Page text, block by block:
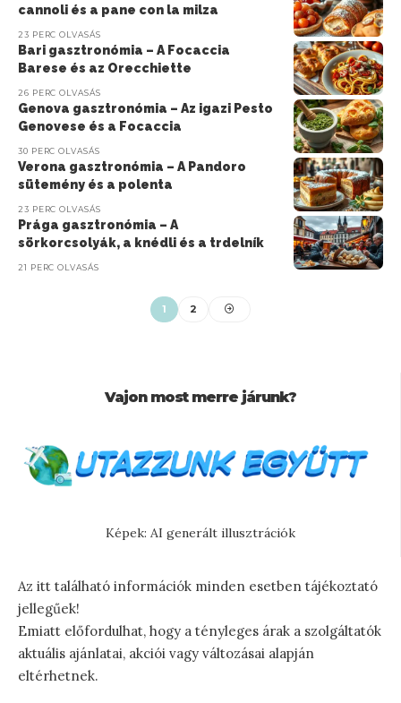
cannoli és a pane con la milza
23 PERC OLVASÁS
Bari gasztronómia – A Focaccia
Barese és az Orecchiette
26 PERC OLVASÁS
Genova gasztronómia – Az igazi Pesto
Genovese és a Focaccia
30 PERC OLVASÁS
Verona gasztronómia – A Pandoro
sütemény és a polenta
23 PERC OLVASÁS
Prága gasztronómia – A
sörkorcsolyák, a knédli és a trdelník
21 PERC OLVASÁS
1 2
Vajon most merre járunk?
Képek: AI generált illusztrációk
Az itt található információk minden esetben tájékoztató
jellegűek!
Emiatt előfordulhat, hogy a tényleges árak a szolgáltatók
aktuális ajánlatai, akciói vagy változásai alapján
eltérhetnek.